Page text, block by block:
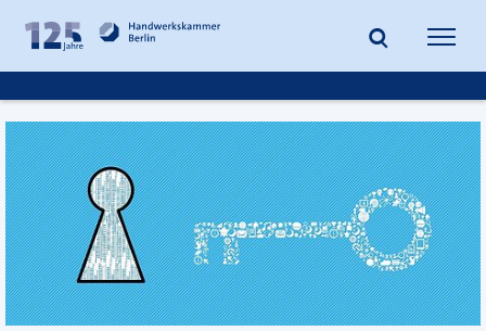
Inhalt
springen
Fußzeile
springen
Suche